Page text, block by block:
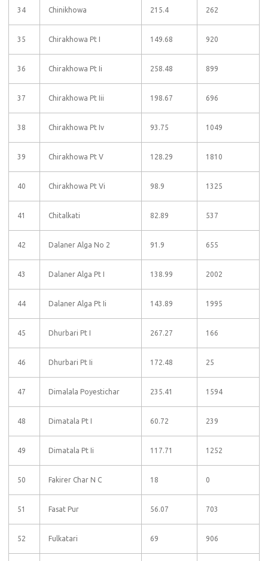
34 Chinikhowa 215.4 262
35 Chirakhowa Pt I 149.68 920
36 Chirakhowa Pt Ii 258.48 899
37 Chirakhowa Pt Iii 198.67 696
38 Chirakhowa Pt Iv 93.75 1049
39 Chirakhowa Pt V 128.29 1810
40 Chirakhowa Pt Vi 98.9 1325
41 Chitalkati 82.89 537
42 Dalaner Alga No 2 91.9 655
43 Dalaner Alga Pt I 138.99 2002
44 Dalaner Alga Pt Ii 143.89 1995
45 Dhurbari Pt I 267.27 166
46 Dhurbari Pt Ii 172.48 25
47 Dimalala Poyestichar 235.41 1594
48 Dimatala Pt I 60.72 239
49 Dimatala Pt Ii 117.71 1252
50 Fakirer Char N C 18 0
51 Fasat Pur 56.07 703
52 Fulkatari 69 906